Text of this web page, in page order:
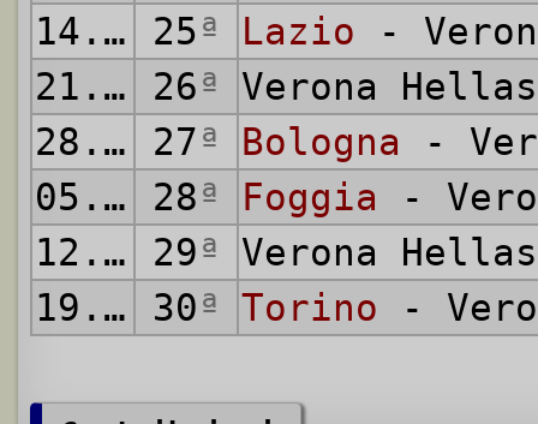
14.04.1974
25ª Lazio -
21.04.1974
26ª
Verona
28.04.1974
27ª Bologna -
05.05.1974
28ª Foggia -
12.05.1974
29ª
Verona
19.05.1974
30ª Torino -